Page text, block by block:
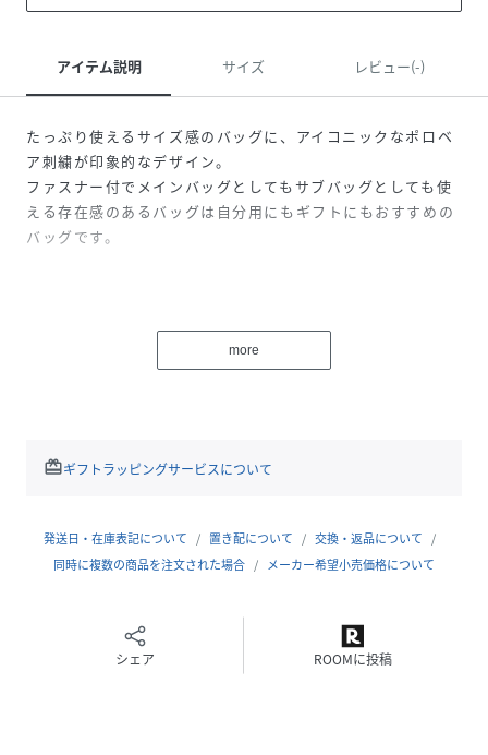
アイテム説明 サイズ レビュー(-)
たっぷり使えるサイズ感のバッグに、アイコニックなポロベ
ア刺繍が印象的なデザイン。
ファスナー付でメインバッグとしてもサブバッグとしても使
える存在感のあるバッグは自分用にもギフトにもおすすめの
バッグです。
1967年にニューヨークで創業以来、アパレル、フットウェア
&アクセサリー、ホーム、フレグランス、ホスピタリティの
ン」のアイコン、ポロプレイヤーロゴは歴史と信頼性を表
※写真はできるだけ実物に近い色に撮影していますが、お使
いのモニターにより色の見え方は少々異なります。
あらかじめご了承ください。
more
redeemギフトラッピングサービスについて
発送日・在庫表記について 置き配について
交換・返品について
同時に複数の商品を注文された場合
メーカー希望小売価格について
シェア ROOMに投稿